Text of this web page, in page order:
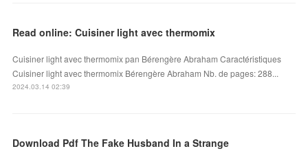
Read online: Cuisiner light avec thermomix
Cuisiner light avec thermomix pan Bérengère Abraham Caractéristiques
Cuisiner light avec thermomix Bérengère Abraham Nb. de pages: 288...
2024.03.14 02:39
Download Pdf The Fake Husband In a Strange